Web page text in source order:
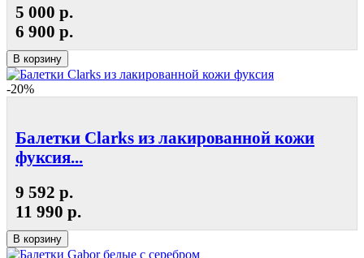
5 000 р.
6 900 р.
В корзину
-20%
Балетки Clarks из лакированной кожи
фуксия...
9 592 р.
11 990 р.
В корзину